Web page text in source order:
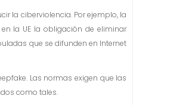
la ciberviolencia. Por ejemplo, la
la UE la obligación de eliminar
que se difunden en Internet
Las normas exigen que las
como tales.